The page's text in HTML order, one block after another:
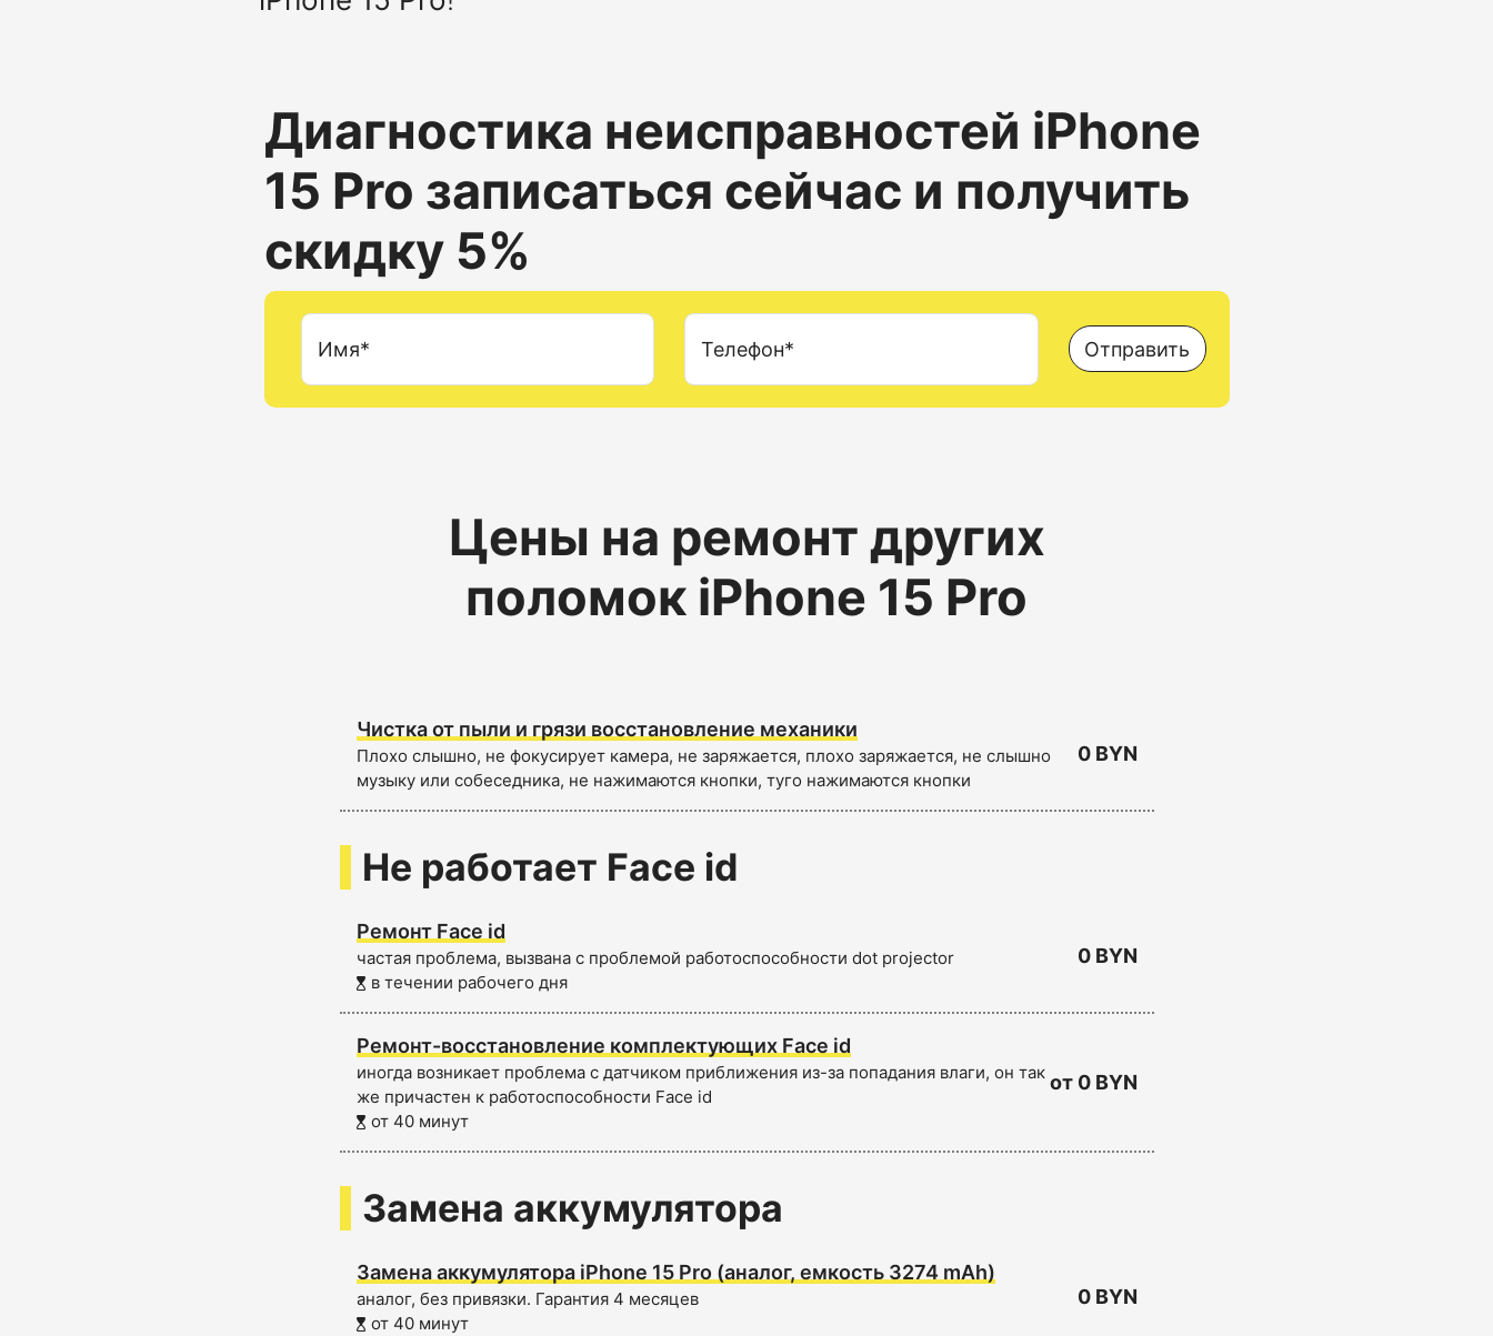
Диагностика неисправностей iPhone
15 Pro записаться сейчас и получить
скидку 5%
Имя* Телефон* Отправить
Цены на ремонт других
поломок iPhone 15 Pro
Чистка от пыли и грязи восстановление механики
Плохо слышно, не фокусирует камера, не заряжается, плохо заряжается, не слышно
музыку или собеседника, не нажимаются кнопки, туго нажимаются кнопки
0 BYN
Не работает Face id
Ремонт Face id
частая проблема, вызвана с проблемой работоспособности dot projector
в течении рабочего дня
0 BYN
Ремонт-восстановление комплектующих Face id
иногда возникает проблема с датчиком приближения из-за попадания влаги, он так
же причастен к работоспособности Face id
от 40 минут
от 0 BYN
Замена аккумулятора
Замена аккумулятора iPhone 15 Pro (аналог, емкость 3274 mAh)
аналог, без привязки. Гарантия 4 месяцев
от 40 минут
0 BYN